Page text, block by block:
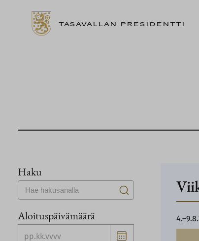
TASAVALLAN PRESIDENTTI
Haku
Aloituspäivämäärä
päivämäärä